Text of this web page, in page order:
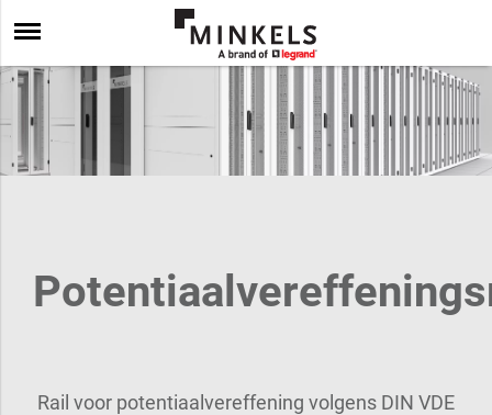
Rail voor potentiaalvereffening volgens DIN VDE